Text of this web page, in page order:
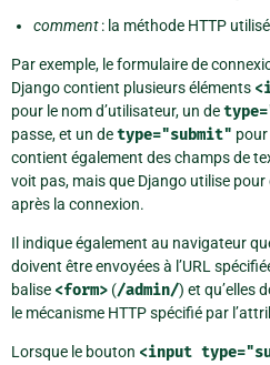
comment: la méthode HTTP
Par exemple, le formulaire de
Django contient plusieurs éléments
pour le nom d’utilisateur, un de
passe, et un detype="submit" pour
contient également des champs de
voit pas, mais que Django utilise
après la connexion.
Il indique également au navigateur
doivent être envoyées à l’URL
balise <form> (/admin/) et qu’elles
le mécanisme HTTP spécifié par
Lorsque le bouton <input